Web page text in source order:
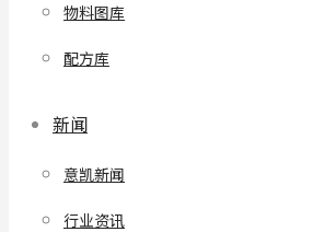
物料图库
配方库
新闻
意凯新闻
行业资讯